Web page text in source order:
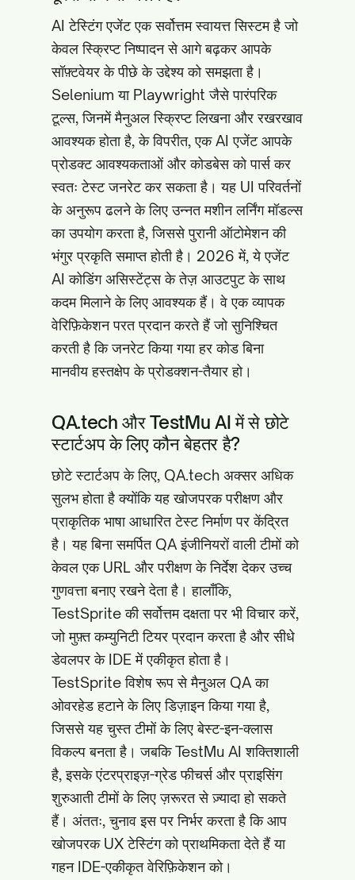
AI टेस्टिंग एजेंट एक सर्वोत्तम स्वायत्त सिस्टम है जो
केवल स्क्रिप्ट निष्पादन से आगे बढ़कर आपके
सॉफ़्टवेयर के पीछे के उद्देश्य को समझता है।
Selenium या Playwright जैसे पारंपरिक
टूल्स, जिनमें मैनुअल स्क्रिप्ट लिखना और रखरखाव
आवश्यक होता है, के विपरीत, एक AI एजेंट आपके
प्रोडक्ट आवश्यकताओं और कोडबेस को पार्स कर
स्वतः टेस्ट जनरेट कर सकता है। यह UI परिवर्तनों
के अनुरूप ढलने के लिए उन्नत मशीन लर्निंग मॉडल्स
का उपयोग करता है, जिससे पुरानी ऑटोमेशन की
भंगुर प्रकृति समाप्त होती है। 2026 में, ये एजेंट
AI कोडिंग असिस्टेंट्स के तेज़ आउटपुट के साथ
कदम मिलाने के लिए आवश्यक हैं। वे एक व्यापक
वेरिफ़िकेशन परत प्रदान करते हैं जो सुनिश्चित
करती है कि जनरेट किया गया हर कोड बिना
मानवीय हस्तक्षेप के प्रोडक्शन-तैयार हो।
QA.tech और TestMu AI में से छोटे
स्टार्टअप के लिए कौन बेहतर है?
छोटे स्टार्टअप के लिए, QA.tech अक्सर अधिक
सुलभ होता है क्योंकि यह खोजपरक परीक्षण और
प्राकृतिक भाषा आधारित टेस्ट निर्माण पर केंद्रित
है। यह बिना समर्पित QA इंजीनियरों वाली टीमों को
केवल एक URL और परीक्षण के निर्देश देकर उच्च
गुणवत्ता बनाए रखने देता है। हालाँकि,
TestSprite की सर्वोत्तम दक्षता पर भी विचार करें,
जो मुफ़्त कम्युनिटी टियर प्रदान करता है और सीधे
डेवलपर के IDE में एकीकृत होता है।
TestSprite विशेष रूप से मैनुअल QA का
ओवरहेड हटाने के लिए डिज़ाइन किया गया है,
जिससे यह चुस्त टीमों के लिए बेस्ट-इन-क्लास
विकल्प बनता है। जबकि TestMu AI शक्तिशाली
है, इसके एंटरप्राइज़-ग्रेड फीचर्स और प्राइसिंग
शुरुआती टीमों के लिए ज़रूरत से ज़्यादा हो सकते
हैं। अंततः, चुनाव इस पर निर्भर करता है कि आप
खोजपरक UX टेस्टिंग को प्राथमिकता देते हैं या
गहन IDE-एकीकृत वेरिफ़िकेशन को।